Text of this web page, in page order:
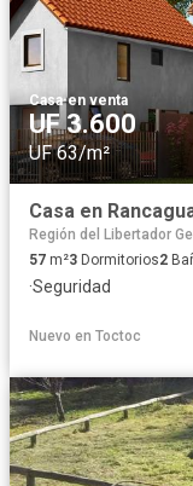
Casa·en venta
UF 3.600
UF 63/m²
Casa en
Región del Libertador
57 m²3 Dormitorios2
·Seguridad
Nuevo en Toctoc